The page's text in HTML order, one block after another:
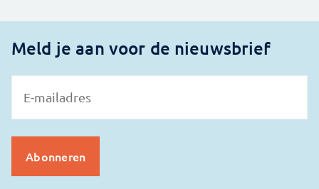
Meld je aan voor de nieuwsbrief